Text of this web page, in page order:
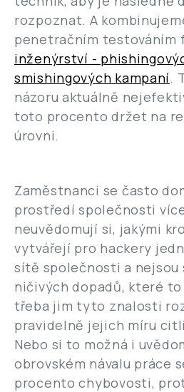
rozpoznat. A
penetračním testováním
inženýrství -
smishingových kampaní.
názoru aktuálně
toto procento držet na
úrovni.
Zaměstnanci se často
prostředí společnosti
neuvědomují si, jakými
vytvářejí pro hackery
sítě společnosti a nejsou
ničivých dopadů, které to
třeba jim tyto znalosti
pravidelně jejich míru
Nebo si to možná i
obrovském návalu práce
procento chybovosti,